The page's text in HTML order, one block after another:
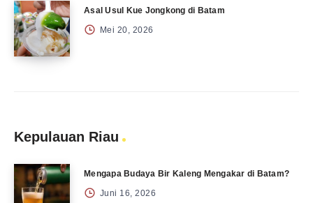
Asal Usul Kue Jongkong di Batam
Mei 20, 2026
Kepulauan Riau
Mengapa Budaya Bir Kaleng Mengakar di Batam?
Juni 16, 2026